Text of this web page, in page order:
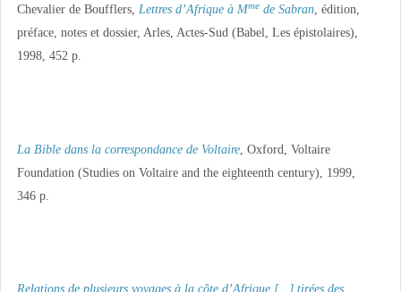
Chevalier de Boufflers, Lettres d’Afrique à Mmede Sabran, édition,
préface, notes et dossier, Arles, Actes-Sud (Babel, Les épistolaires),
1998, 452 p.
La Bible dans la correspondance de Voltaire, Oxford, Voltaire
Foundation (Studies on Voltaire and the eighteenth century), 1999,
346 p.
Relations de plusieurs voyages à la côte d’Afrique […] tirées des